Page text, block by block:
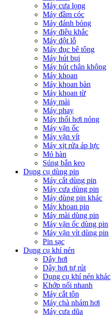
Máy cưa lọng
Máy đầm cóc
Máy đánh bóng
Máy điêu khắc
Máy đột lỗ
Máy đục bê tông
Máy hút bụi
Máy hút chân không
Máy khoan
Máy khoan bàn
Máy khoan từ
Máy mài
Máy phay
Máy thổi hơi nóng
Máy vặn ốc
Máy vặn vít
Máy xịt rửa áp lực
Mỏ hàn
Súng bắn keo
Dụng cụ dùng pin
Máy cắt dùng pin
Máy cưa dùng pin
Máy dùng pin khác
Máy khoan pin
Máy mài dùng pin
Máy vặn ốc dùng pin
Máy vặn vít dùng pin
Pin sạc
Dụng cụ khí nén
Dây hơi
Dây hơi tự rút
Dụng cụ khí nén khác
Khớp nối nhanh
Máy cắt tôn
Máy chà nhám hơi
Máy cưa dũa